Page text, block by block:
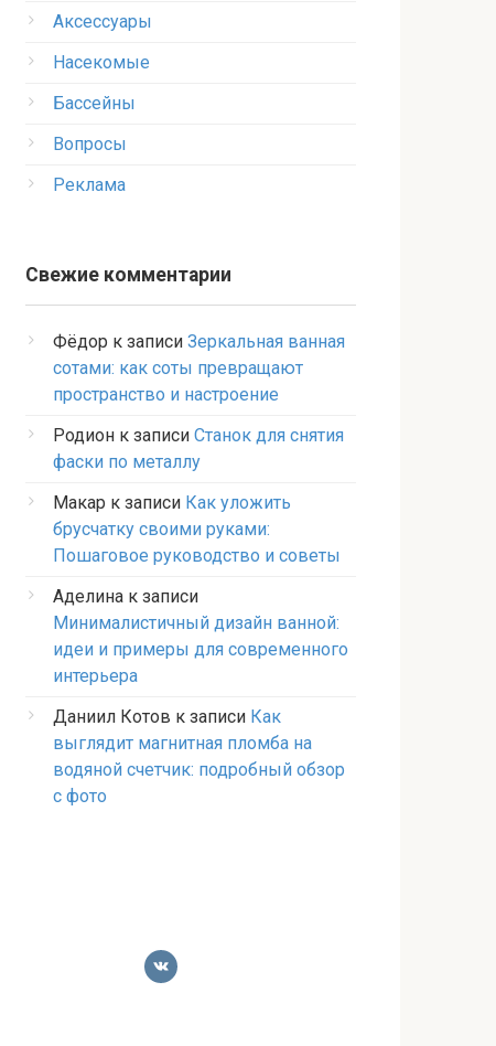
Аксессуары
Насекомые
Бассейны
Вопросы
Реклама
Свежие комментарии
Фёдор к записи Зеркальная ванная
сотами: как соты превращают
пространство и настроение
Родион к записи Станок для снятия
фаски по металлу
Макар к записи Как уложить
брусчатку своими руками:
Пошаговое руководство и советы
Аделина к записи
Минималистичный дизайн ванной:
идеи и примеры для современного
интерьера
Даниил Котов к записи Как
выглядит магнитная пломба на
водяной счетчик: подробный обзор
с фото